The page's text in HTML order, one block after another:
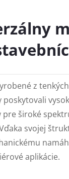
z
široké
svojej
aplikácie.